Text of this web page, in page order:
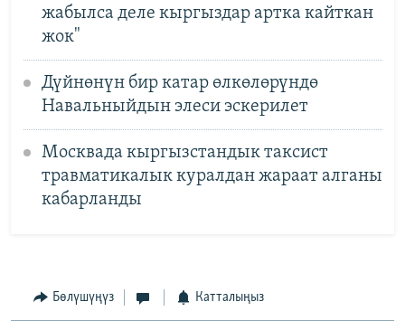
жабылса деле кыргыздар артка кайткан
жок"
Дүйнөнүн бир катар өлкөлөрүндө
Навальныйдын элеси эскерилет
Москвада кыргызстандык таксист
травматикалык куралдан жараат алганы
кабарланды
Бөлүшүңүз Катталыңыз